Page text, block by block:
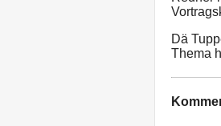
Dä
Thema